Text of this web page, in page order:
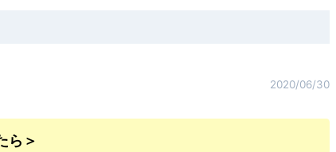
2020/06/30
ら＞